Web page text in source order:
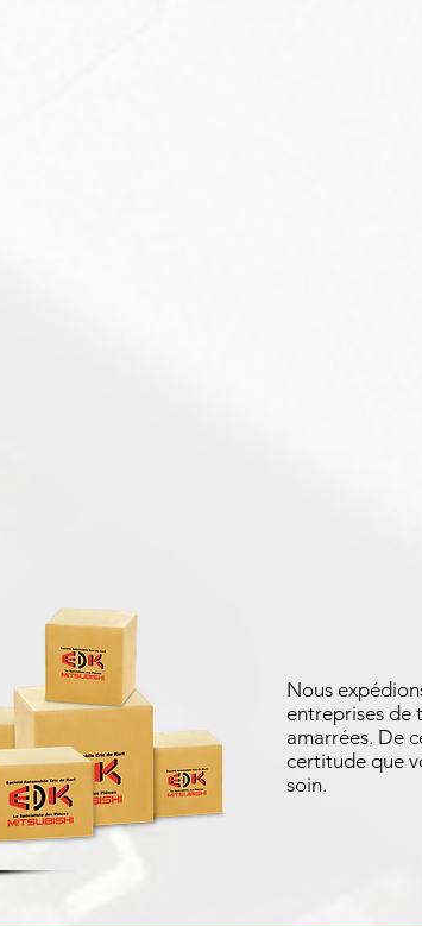
Nous
entreprises de
amarrées. De
certitude que
soin.